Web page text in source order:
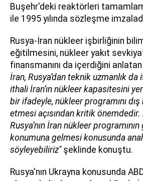
Buşehr'deki reaktörleri
ile 1995 yılında sözleşme
Rusya-İran nükleer işbirliğinin
eğitilmesini, nükleer yakıt
finansmanını da içerdiğini
İran, Rusya’dan teknik uzmanlık
ithali İran’ın nükleer kapasitesini
bir ifadeyle, nükleer programını
etmesi açısından kritik önemdedir.
Rusya’nın İran nükleer
konumuna gelmesi konusunda
söyleyebiliriz"şeklinde konuştu.
Rusya'nın Ukrayna konusunda